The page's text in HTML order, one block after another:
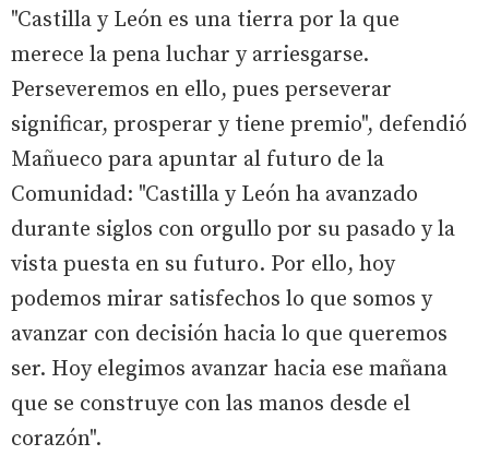
"Castilla y León es una tierra por la que
merece la pena luchar y arriesgarse.
Perseveremos en ello, pues perseverar
significar, prosperar y tiene premio", defendió
Mañueco para apuntar al futuro de la
Comunidad: "Castilla y León ha avanzado
durante siglos con orgullo por su pasado y la
vista puesta en su futuro. Por ello, hoy
podemos mirar satisfechos lo que somos y
avanzar con decisión hacia lo que queremos
ser. Hoy elegimos avanzar hacia ese mañana
que se construye con las manos desde el
corazón".